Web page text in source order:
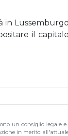
in Lussemburgo
il capitale
un consiglio legale
in merito